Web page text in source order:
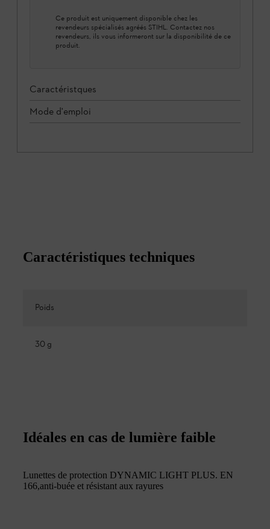
Ce produit est uniquement disponible chez les
revendeurs spécialisés agréés STIHL. Contactez nos
revendeurs, ils vous informeront sur la disponibilité de ce
produit.
Caractéristques
Mode d'emploi
Caractéristiques techniques
Poids
30 g
Idéales en cas de lumière faible
Lunettes de protection DYNAMIC LIGHT PLUS. EN
166,anti-buée et résistant aux rayures